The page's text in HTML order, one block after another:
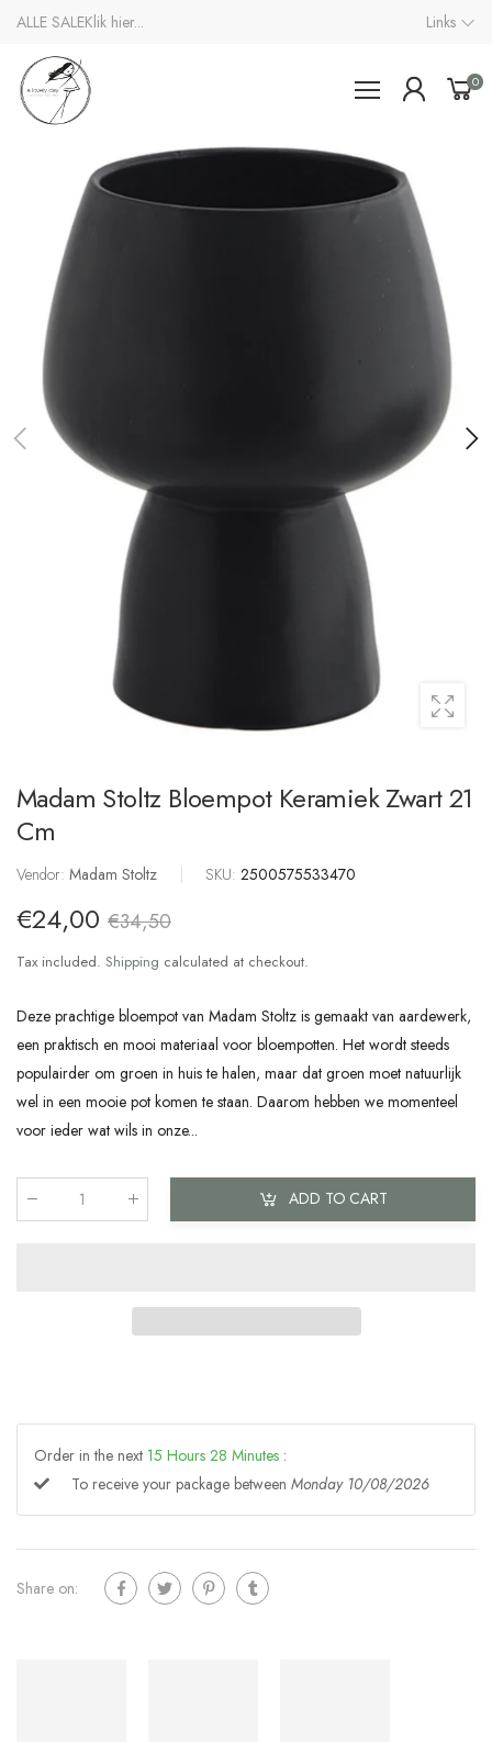
ALLE SALEKlik hier... Links
0
Madam Stoltz Bloempot Keramiek Zwart 21
Cm
Vendor: Madam Stoltz | SKU: 2500575533470
€24,00 €34,50
Tax included. Shipping calculated at checkout.
Deze prachtige bloempot van Madam Stoltz is gemaakt van aardewerk,
een praktisch en mooi materiaal voor bloempotten. Het wordt steeds
populairder om groen in huis te halen, maar dat groen moet natuurlijk
wel in een mooie pot komen te staan. Daarom hebben we momenteel
voor ieder wat wils in onze...
ADD TO CART
Order in the next 15 Hours 28 Minutes :
To receive your package between Monday 10/08/2026
Share on: